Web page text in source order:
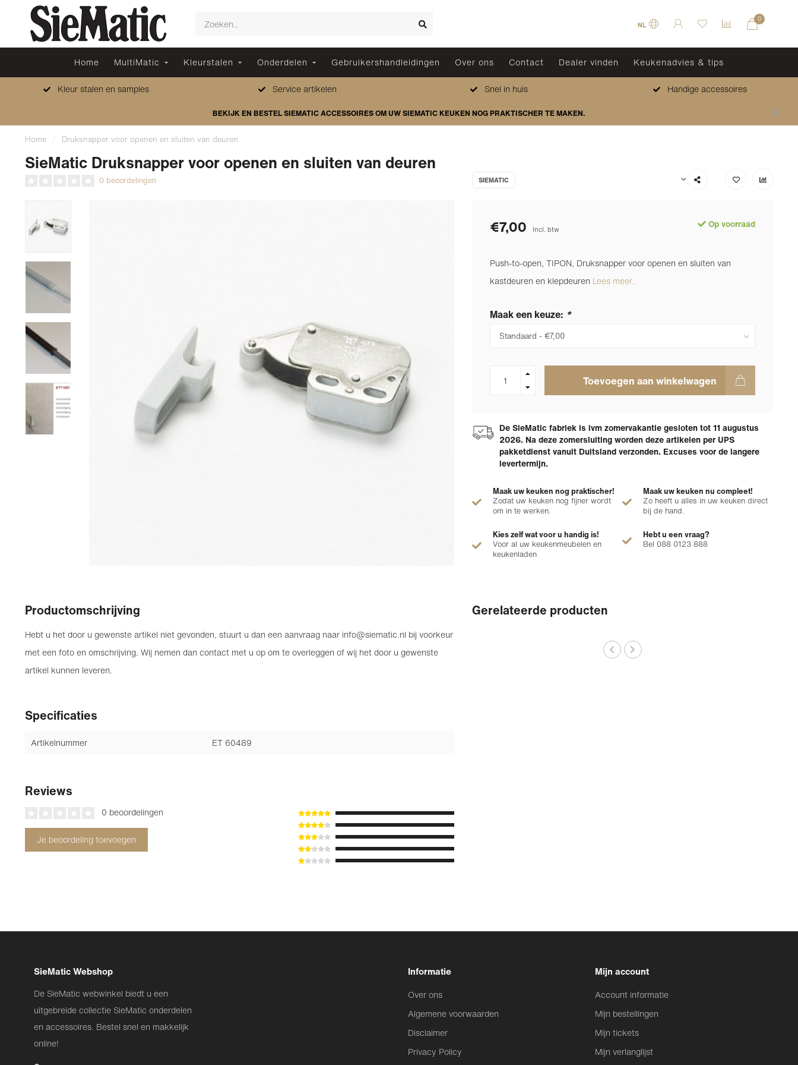
NL
0
Home MultiMatic Kleurstalen Onderdelen Gebruikershandleidingen Over ons Contact Dealer vinden Keukenadvies & tips
Kleur stalen en samples Service artikelen Snel in huis Handige accessoires
BEKIJK EN BESTEL SIEMATIC ACCESSOIRES OM UW SIEMATIC KEUKEN NOG PRAKTISCHER TE MAKEN.
Home / Druksnapper voor openen en sluiten van deuren
SieMatic Druksnapper voor openen en sluiten van deuren
0 beoordelingen SIEMATIC
€7,00 Incl. btw Op voorraad
Push-to-open, TIPON, Druksnapper voor openen en sluiten van
kastdeuren en klepdeuren Lees meer..
Maak een keuze: *
Toevoegen aan winkelwagen
De SieMatic fabriek is ivm zomervakantie gesloten tot 11 augustus
2026. Na deze zomersluiting worden deze artikelen per UPS
pakketdienst vanuit Duitsland verzonden. Excuses voor de langere
levertermijn.
Maak uw keuken nog praktischer!
Zodat uw keuken nog fijner wordt
om in te werken.
Maak uw keuken nu compleet!
Zo heeft u alles in uw keuken direct
bij de hand.
Kies zelf wat voor u handig is!
Voor al uw keukenmeubelen en
keukenladen
Hebt u een vraag?
Bel 088 0123 888
Productomschrijving
Hebt u het door u gewenste artikel niet gevonden, stuurt u dan een aanvraag naar info@siematic.nl bij voorkeur
met een foto en omschrijving. Wij nemen dan contact met u op om te overleggen of wij het door u gewenste
artikel kunnen leveren.
Specificaties
Artikelnummer ET 60489
Reviews
0 beoordelingen
Je beoordeling toevoegen
Gerelateerde producten
SieMatic Webshop
De SieMatic webwinkel biedt u een
uitgebreide collectie SieMatic onderdelen
en accessoires. Bestel snel en makkelijk
online!
Informatie
Over ons
Algemene voorwaarden
Disclaimer
Privacy Policy
Mijn account
Account informatie
Mijn bestellingen
Mijn tickets
Mijn verlanglijst